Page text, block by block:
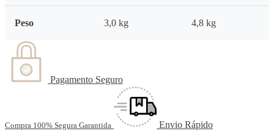
Peso 3,0 kg 4,8 kg
Pagamento Seguro
Compra 100% Segura Garantida Envio Rápido